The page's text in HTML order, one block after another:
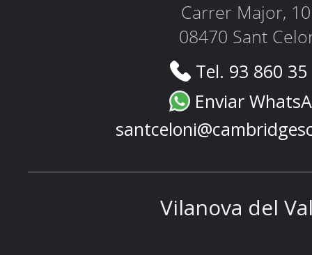
Carrer Major,
08470 Sant
Tel. 93 860
Enviar
Vilanova del